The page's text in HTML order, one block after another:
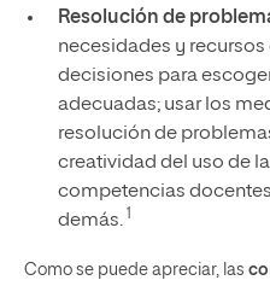
Resolución de
necesidades y
decisiones para
adecuadas; usar los
resolución de
creatividad del uso de
competencias
demás. 1
Como se puede apreciar, las